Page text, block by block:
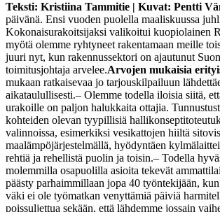
Teksti: Kristiina Tammitie | Kuvat: Pentti
päivänä. Ensi vuoden puolella maaliskuussa
Kokonaisurakoitsijaksi valikoitui kuopiolainen
myötä olemme ryhtyneet rakentamaan meille
juuri nyt, kun rakennussektori on ajautunut
toimitusjohtaja arvelee.Arvojen mukaisia
mukaan ratkaisevaa jo tarjouskilpailuun
aikataulullisesti.– Olemme todella iloisia siitä,
urakoille on paljon halukkaita ottajia.
kohteiden olevan tyypillisiä
valinnoissa, esimerkiksi vesikattojen hiiltä
maalämpöjärjestelmällä, hyödyntäen
rehtiä ja rehellistä puolin ja toisin.– Todella
molemmilla osapuolilla asioita tekevät
päästy parhaimmillaan jopa 40 työntekijään,
väki ei ole työmatkan venyttämiä päiviä
poissuljettua sekään, että lähdemme jossain